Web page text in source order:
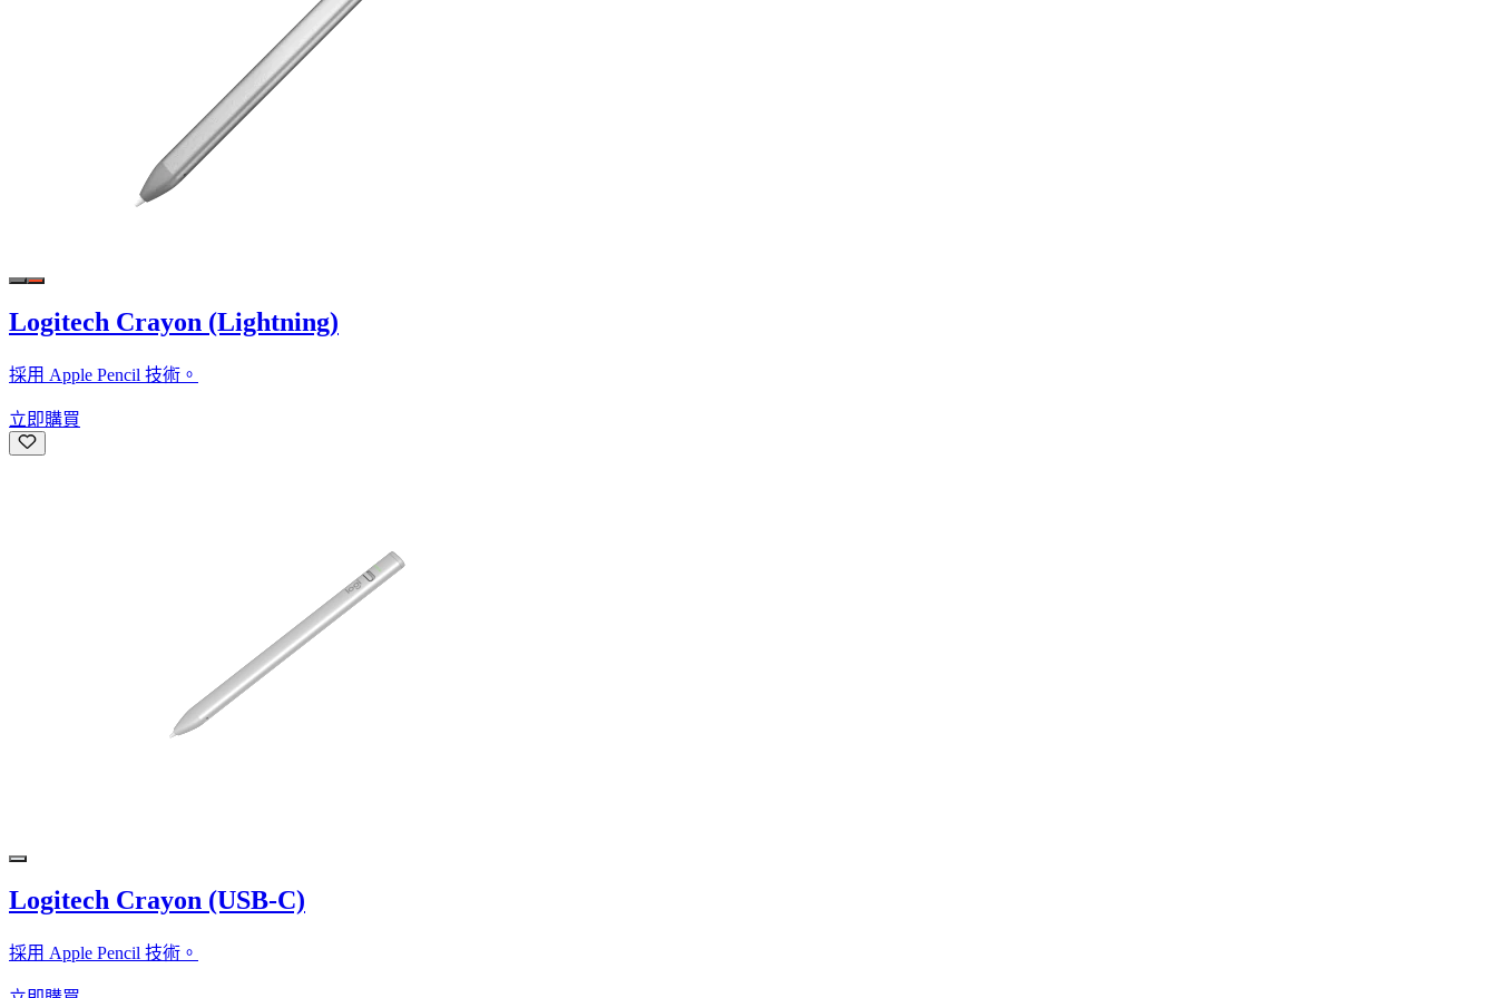
Logitech Crayon (Lightning)
採用 Apple Pencil 技術。
立即購買
Logitech Crayon (USB-C)
採用 Apple Pencil 技術。